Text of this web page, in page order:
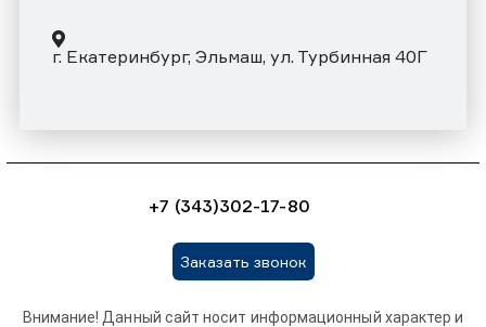
г. Екатеринбург, Эльмаш, ул. Турбинная 40Г
+7 (343)302-17-80
Заказать звонок
Внимание! Данный сайт носит информационный характер и